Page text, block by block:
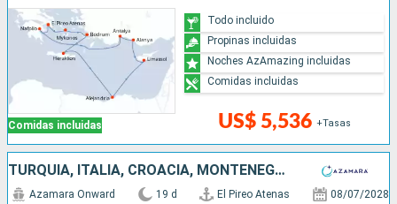
Comidas incluidas US$ 5,536 +Tasas
Todo incluido
Propinas incluidas
Noches AzAmazing incluidas
Comidas incluidas
TURQUÍA, ITALIA, CROACIA, MONTENEGRO, GRECIA
Azamara Onward 19 d El Pireo Atenas 08/07/2028